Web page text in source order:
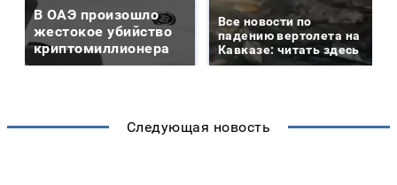
В ОАЭ произошло
жестокое убийство
криптомиллионера
Все новости по
падению вертолета на
Кавказе: читать здесь
Следующая новость